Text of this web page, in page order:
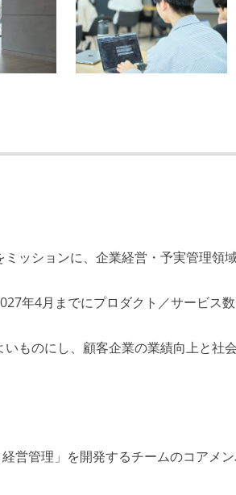
ッションに、企業経営・予実管理領
年4月までにプロダクト／サービス
ものにし、顧客企業の業績向上と社
営管理」を開発するチームのコアメ